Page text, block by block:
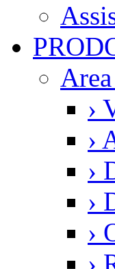
›
›
›
›
›